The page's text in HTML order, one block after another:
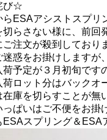
び☆
らESAアシストスプリ
切らさない様に、前回
ご注文が殺到しており
迷惑をお掛けしますが
荷予定が３月初旬です
荷ロット分はバック
在庫を切らすことが無
っぱいはご不便をお掛
ESAスプリング＆ESA